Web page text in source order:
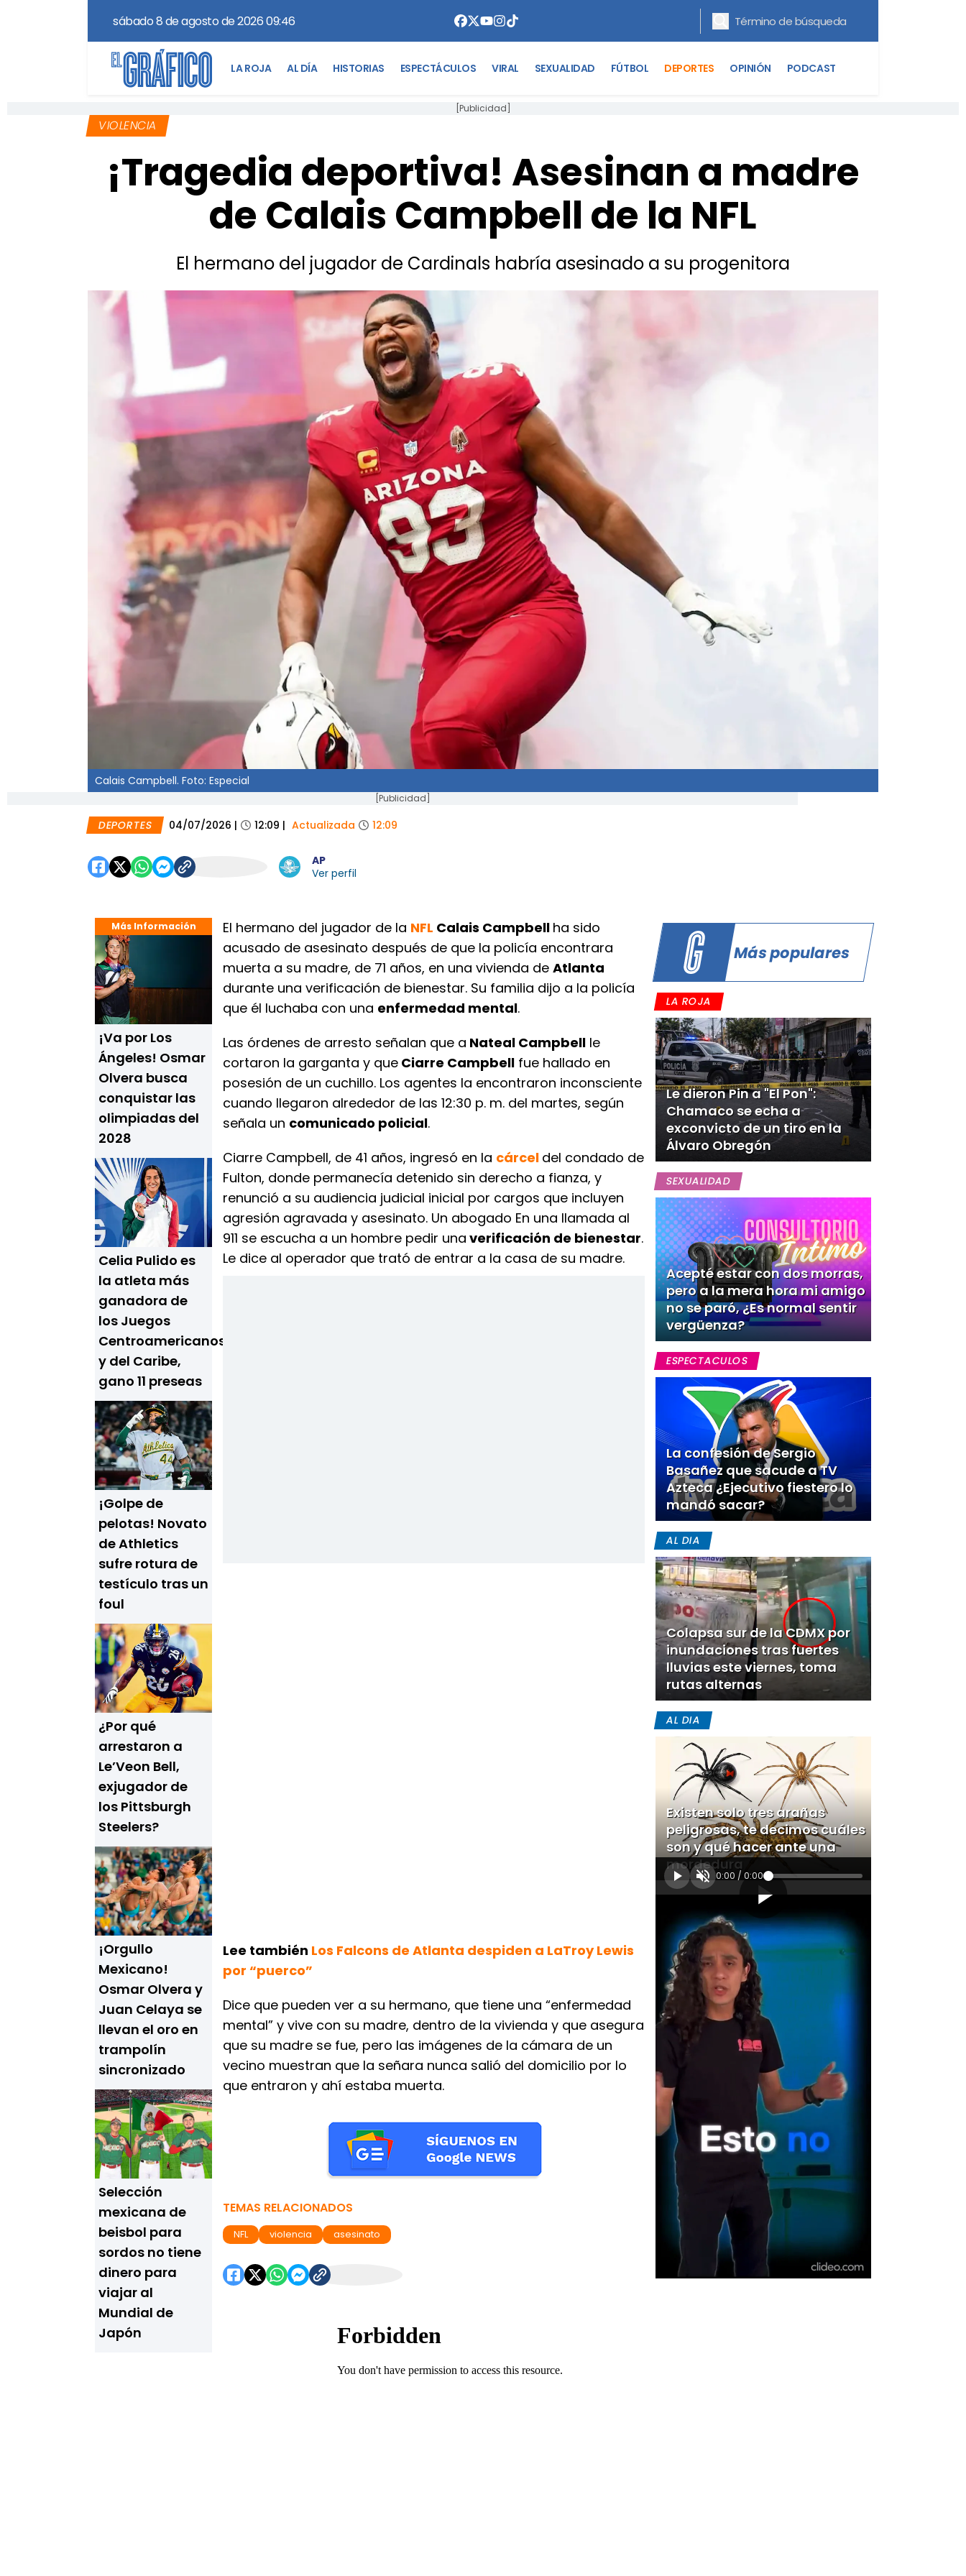
sábado 8 de agosto de 2026 09:46
LA ROJA AL DÍA HISTORIAS ESPECTÁCULOS VIRAL SEXUALIDAD FÚTBOL DEPORTES OPINIÓN PODCAST
[Publicidad]
VIOLENCIA
¡Tragedia deportiva! Asesinan a madre
de Calais Campbell de la NFL
El hermano del jugador de Cardinals habría asesinado a su progenitora
Calais Campbell. Foto: Especial
[Publicidad]
DEPORTES 04/07/2026 | 12:09 | Actualizada 12:09
AP
Ver perfil
Más Información
¡Va por Los
Ángeles! Osmar
Olvera busca
conquistar las
olimpiadas del
2028
Celia Pulido es
la atleta más
ganadora de
los Juegos
Centroamericanos
y del Caribe,
gano 11 preseas
¡Golpe de
pelotas! Novato
de Athletics
sufre rotura de
testículo tras un
foul
¿Por qué
arrestaron a
Le’Veon Bell,
exjugador de
los Pittsburgh
Steelers?
¡Orgullo
Mexicano!
Osmar Olvera y
Juan Celaya se
llevan el oro en
trampolín
sincronizado
Selección
mexicana de
beisbol para
sordos no tiene
dinero para
viajar al
Mundial de
Japón
El hermano del jugador de la NFL Calais Campbell ha sido
acusado de asesinato después de que la policía encontrara
muerta a su madre, de 71 años, en una vivienda de Atlanta
durante una verificación de bienestar. Su familia dijo a la policía
que él luchaba con una enfermedad mental.
Las órdenes de arresto señalan que a Nateal Campbell le
cortaron la garganta y que Ciarre Campbell fue hallado en
posesión de un cuchillo. Los agentes la encontraron inconsciente
cuando llegaron alrededor de las 12:30 p. m. del martes, según
señala un comunicado policial.
Ciarre Campbell, de 41 años, ingresó en la cárcel del condado de
Fulton, donde permanecía detenido sin derecho a fianza, y
renunció a su audiencia judicial inicial por cargos que incluyen
agresión agravada y asesinato. Un abogado En una llamada al
911 se escucha a un hombre pedir una verificación de bienestar.
Le dice al operador que trató de entrar a la casa de su madre.
Lee también Los Falcons de Atlanta despiden a LaTroy Lewis
por “puerco”
Dice que pueden ver a su hermano, que tiene una “enfermedad
mental” y vive con su madre, dentro de la vivienda y que asegura
que su madre se fue, pero las imágenes de la cámara de un
vecino muestran que la señara nunca salió del domicilio por lo
que entraron y ahí estaba muerta.
TEMAS RELACIONADOS
NFL violencia asesinato
Más populares
LA ROJA
Le dieron Pin a "El Pon":
Chamaco se echa a
exconvicto de un tiro en la
Álvaro Obregón
SEXUALIDAD
Acepté estar con dos morras,
pero a la mera hora mi amigo
no se paró, ¿Es normal sentir
vergüenza?
ESPECTACULOS
La confesión de Sergio
Basañez que sacude a TV
Azteca ¿Ejecutivo fiestero lo
mandó sacar?
AL DIA
Colapsa sur de la CDMX por
inundaciones tras fuertes
lluvias este viernes, toma
rutas alternas
AL DIA
Existen solo tres arañas
peligrosas, te decimos cuáles
son y qué hacer ante una
mordedura
0:00 / 0:00
[Publicidad]